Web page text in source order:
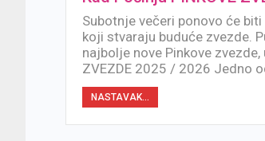
Subotnje večeri ponovo će
koji stvaraju buduće zvezde.
najbolje nove Pinkove
ZVEZDE 2025 / 2026 Jedno
NASTAVAK...